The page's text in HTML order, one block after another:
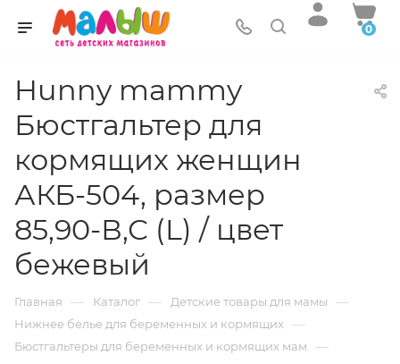
0
Hunny mammy
Бюстгальтер для
кормящих женщин
АКБ-504, размер
85,90-В,С (L) / цвет
бежевый
Главная — Каталог — Детские товары для мамы —
Нижнее белье для беременных и кормящих —
Бюстгальтеры для беременных и кормящих мам —